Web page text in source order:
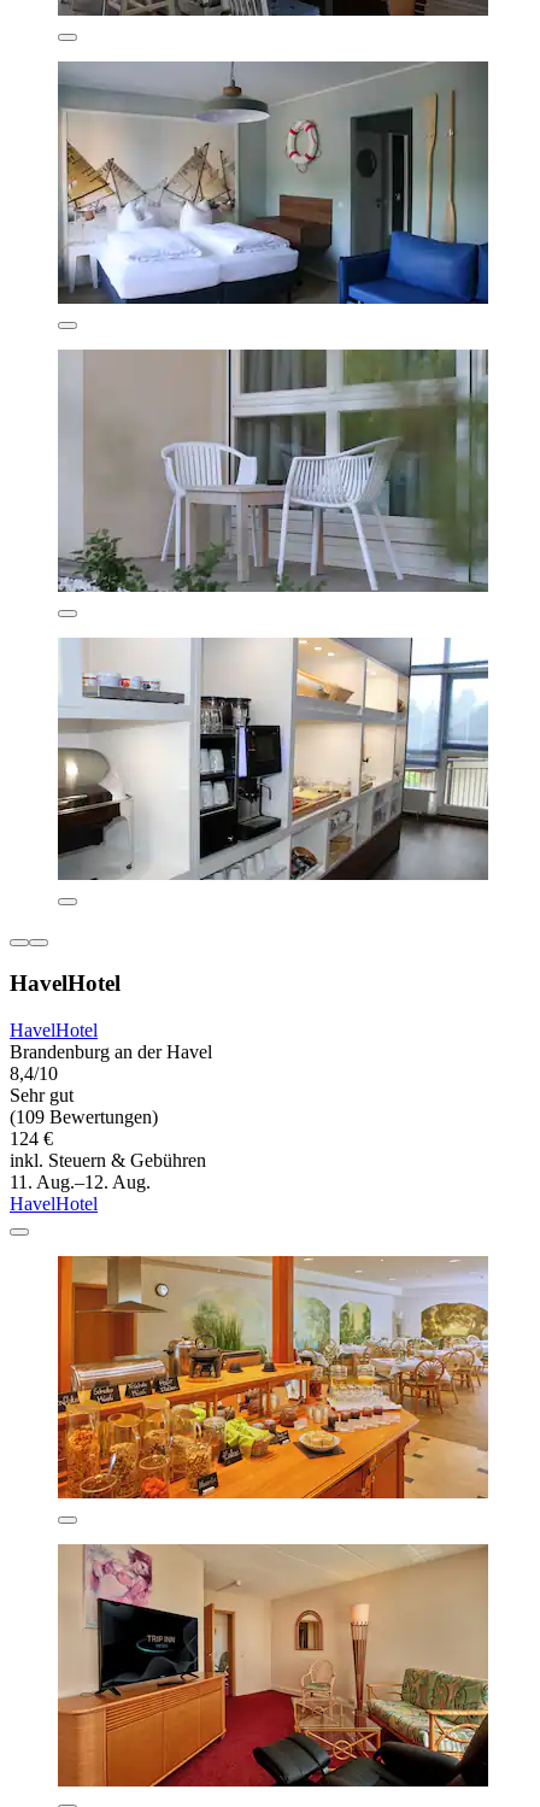
HavelHotel
HavelHotel
Brandenburg an der Havel
8,4/10
Sehr gut
(109 Bewertungen)
124 €
inkl. Steuern & Gebühren
11. Aug.–12. Aug.
HavelHotel